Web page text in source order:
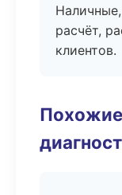
расчёт,
клиентов.